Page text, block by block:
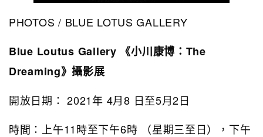
PHOTOS / BLUE LOTUS GALLERY
Blue Loutus Gallery 《小川康博：The
Dreaming》攝影展
開放日期： 2021年 4月8 日至5月2日
時間：上午11時至下午6時 （星期三至日），下午